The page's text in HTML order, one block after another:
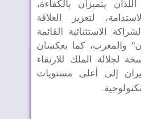
اللذان يتميزان بالكفاءة،
لتعزيز العلاقة
الاستثنائية القائمة
والمغرب، كما يعكسان
لجلالة الملك للارتقاء
إلى أعلى مستويات
.